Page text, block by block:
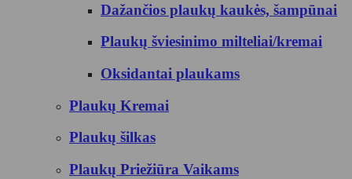
Dažančios plaukų kaukės, šampūnai
Plaukų šviesinimo milteliai/kremai
Oksidantai plaukams
Plaukų Kremai
Plaukų šilkas
Plaukų Priežiūra Vaikams